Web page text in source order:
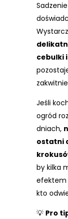
cebulki
Jeśli
ogród
dniach,
ostatni
by kilka
efektem
kto
💡 Pro